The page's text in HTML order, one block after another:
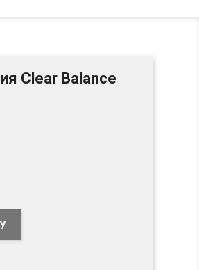
Clear Balance